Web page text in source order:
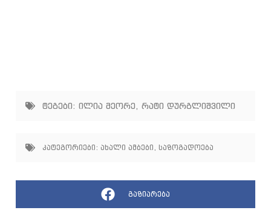
ტეგები: ილია მეორე, რატი დურგლიშვილი
კატეგორიები: ახალი ამბები , საზოგადოება
გაზიარება